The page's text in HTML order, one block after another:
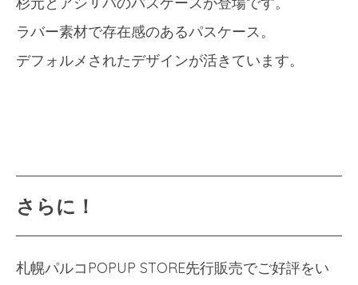
ラバー素材で存在感のあるパスケース。
デフォルメされたデザインが活きています。
さらに！
札幌パルコPOPUP STORE先行販売でご好評をい